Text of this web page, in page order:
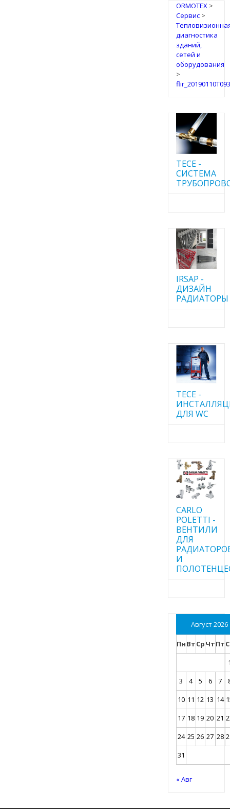
ORMOTEX>
Сервис>
диагностика
зданий,
сетей и
оборудования
>
TECE -
CИСТЕМА
IRSAP -
ДИЗАЙН
РАДИАТОРЫ
TECE -
ДЛЯ WC
CARLO
POLETTI -
ВЕНТИЛИ
ДЛЯ
И
Август 2026
ПнВтСрЧтПт
3
4 5 6 7
10 11 12 13 14
17 18 19 20 21
24 25 26 27 28
31
« Авг